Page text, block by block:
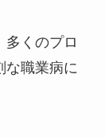
多くのプロ
な職業病に